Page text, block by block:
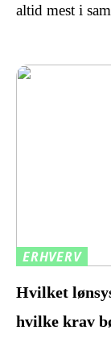
altid mest i
ERHVERV
Hvilket
hvilke krav